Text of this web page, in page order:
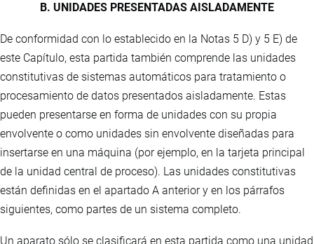
B. UNIDADES PRESENTADAS AISLADAMENTE
De conformidad con lo establecido en la Notas 5 D) y 5 E) de
este Capítulo, esta partida también comprende las unidades
constitutivas de sistemas automáticos para tratamiento o
procesamiento de datos presentados aisladamente. Estas
pueden presentarse en forma de unidades con su propia
envolvente o como unidades sin envolvente diseñadas para
insertarse en una máquina (por ejemplo, en la tarjeta principal
de la unidad central de proceso). Las unidades constitutivas
están definidas en el apartado A anterior y en los párrafos
siguientes, como partes de un sistema completo.
Un aparato sólo se clasificará en esta partida como una unidad